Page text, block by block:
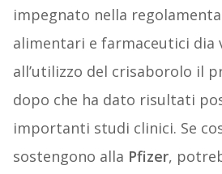
impegnato nella
alimentari e farmaceutici dia
all’utilizzo del crisaborolo il
dopo che ha dato risultati
importanti studi clinici. Se
sostengono alla Pfizer,